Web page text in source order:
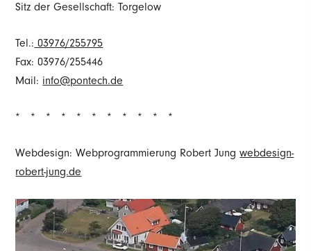
Sitz der Gesellschaft: Torgelow
Tel.: 03976/255795
Fax: 03976/255446
Mail: info@pontech.de
* * * * * * * * * * *
Webdesign: Webprogrammierung Robert Jungwebdesign-
robert-jung.de